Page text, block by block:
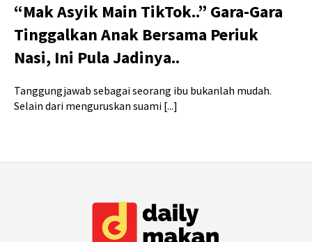
“Mak Asyik Main TikTok..” Gara-Gara
Tinggalkan Anak Bersama Periuk
Nasi, Ini Pula Jadinya..
Tanggungjawab sebagai seorang ibu bukanlah mudah.
Selain dari menguruskan suami [...]